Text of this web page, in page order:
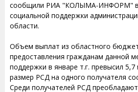
сообщили РИА "КОЛЫМА-ИНФОРМ" в
социальной поддержки
области.
Объем выплат из областного
предоставления гражданам данной
поддержки в январе т.г. превысил 5,7
размер РСД на одного получателя
Среди получателей РСД